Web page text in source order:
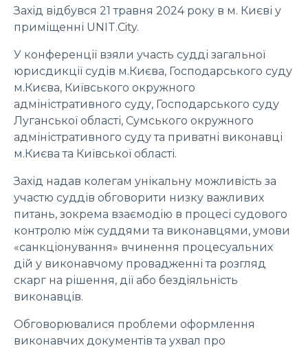
Захід відбувся 21 травня 2024 року в м. Києві у
приміщенні UNIT.City.
У конференції взяли участь судді загальної
юрисдикції судів м.Києва, Господарського суду
м.Києва, Київського окружного
адміністративного суду, Господарського суду
Луганської області, Cумського окружного
адміністративного суду та приватні виконавці
м.Києва та Київської області.
Захід надав колегам унікальну можливість за
участю суддів обговорити низку важливих
питань, зокрема взаємодію в процесі судового
контролю між суддями та виконавцями, умови
«санкціонування» вчинення процесуальних
дій у виконавчому провадженні та розгляд
скарг на рішення, дії або бездіяльність
виконавців.
Обговорювалися проблеми оформлення
виконавчих документів та ухвал про